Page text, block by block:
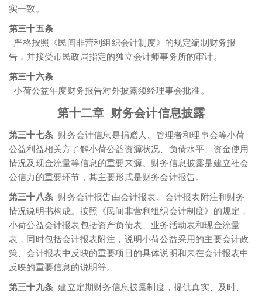
实一致。
第三十五条
严格按照《民间非营利组织会计制度》的规定编制财务报
告，并接受市民政局指定的独立会计师事务所的审计。
第三十六条
小荷公益年度财务报告对外披露须经理事会批准。
第十二章 财务会计信息披露
第三十七条 财务会计信息是捐赠人、管理者和理事会等小荷
公益利益相关方了解小荷公益资源状况、负债水平、资金使用
情况及现金流量等信息的重要来源。财务信息披露是建立社会
公信力的重要环节，其主要形式是财务会计报告。
第三十八条 财务会计报告由会计报表、会计报表附注和财务
情况说明书构成。按照《民间非营利组织会计制度》的规定，
小荷公益会计报表包括资产负债表、业务活动表和现金流量
表，同时包括会计报表附注，说明小荷公益采用的主要会计政
策、会计报表中反映的重要项目的具体说明和未在会计报表中
反映的重要信息的说明等。
第三十九条 建立定期财务信息披露制度，提供真实、及时、